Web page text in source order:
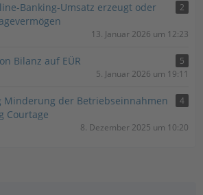
Banking-Umsatz erzeugt oder
2
13. Januar 2026 um 12:23
Bilanz auf EÜR
5
5. Januar 2026 um 19:11
Minderung der Betriebseinnahmen
Courtage
4
8. Dezember 2025 um 10:20